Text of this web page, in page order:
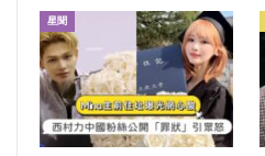
星聞